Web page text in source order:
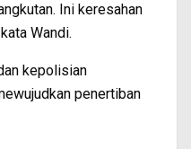
Ini keresahan
Wandi.
kepolisian
penertiban